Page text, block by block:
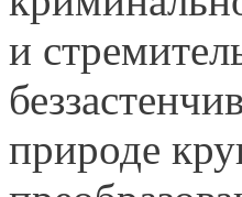
и
природе